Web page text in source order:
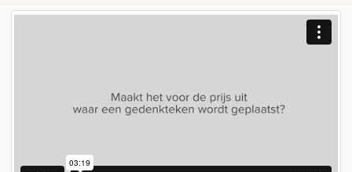
gevallen is het voordeliger om een nieuwe grafsteen te
voor plaatsing. Zodoende betaalt u geen extra kosten voor de
plaatsing van een grafmonument in uw regio. Wij plaatsen in
heel België en zijn op de hoogte van de lokale richtlijnen van